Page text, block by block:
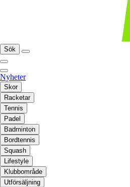
Sök
Nyheter
Skor
Racketar
Tennis
Padel
Badminton
Bordtennis
Squash
Lifestyle
Klubbområde
Utförsäljning